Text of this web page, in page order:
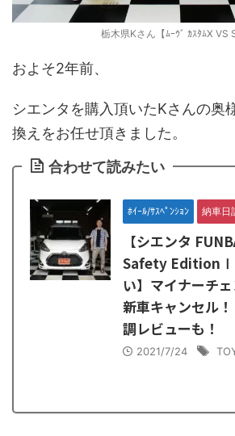
栃木県Kさん【ﾑｰｳﾞ ｶｽﾀﾑX VS
およそ2年前、
シエンタを購入頂いたKさんの奥
換えをお任せ頂きました。
合わせて読みたい
ﾎｲｰﾙ/ｻｽﾍﾟﾝｼｮﾝ 納車日
【シエンタ
Safety
い】マイナーチ
新車キャンセル
調レビューも！
2021/7/24